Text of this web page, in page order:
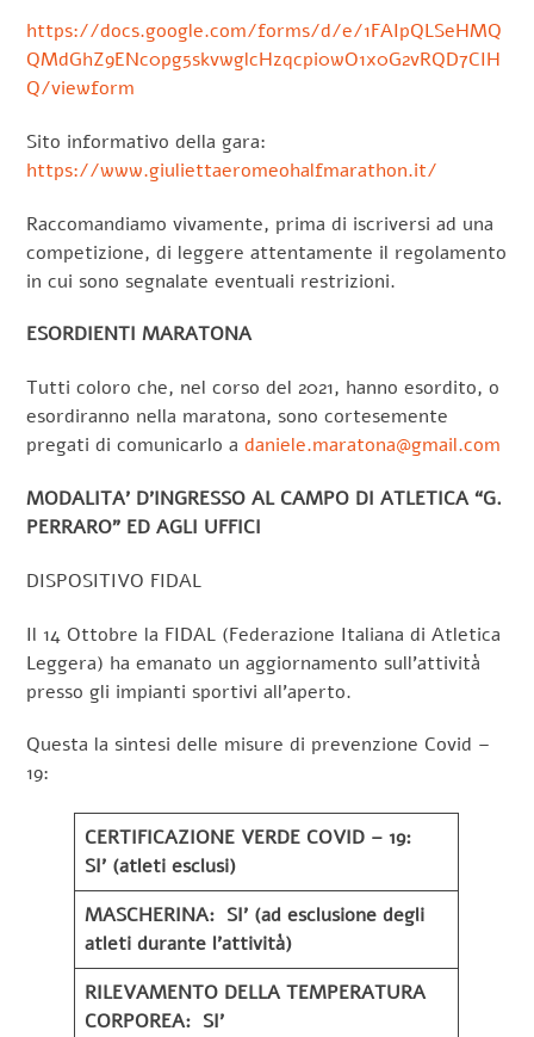
https://docs.google.com/forms/d/e/1FAIpQLSeHMQ
QMdGhZ9ENc0pg5skvwglcHzqcpi0wO1x0G2vRQD7CIH
Q/viewform
Sito informativo della gara:
https://www.giuliettaeromeohalfmarathon.it/
Raccomandiamo vivamente, prima di iscriversi ad una
competizione, di leggere attentamente il regolamento
in cui sono segnalate eventuali restrizioni.
ESORDIENTI MARATONA
Tutti coloro che, nel corso del 2021, hanno esordito, o
esordiranno nella maratona, sono cortesemente
pregati di comunicarlo adaniele.maratona@gmail.com
MODALITA’ D’INGRESSO AL CAMPO DI ATLETICA “G.
PERRARO” ED AGLI UFFICI
DISPOSITIVO FIDAL
Il 14 Ottobre la FIDAL (Federazione Italiana di Atletica
Leggera) ha emanato un aggiornamento sull’attività
presso gli impianti sportivi all’aperto.
Questa la sintesi delle misure di prevenzione Covid –
19:
CERTIFICAZIONE VERDE COVID – 19:
SI’ (atleti esclusi)
MASCHERINA: SI’ (ad esclusione degli
atleti durante l’attività)
RILEVAMENTO DELLA TEMPERATURA
CORPOREA: SI’